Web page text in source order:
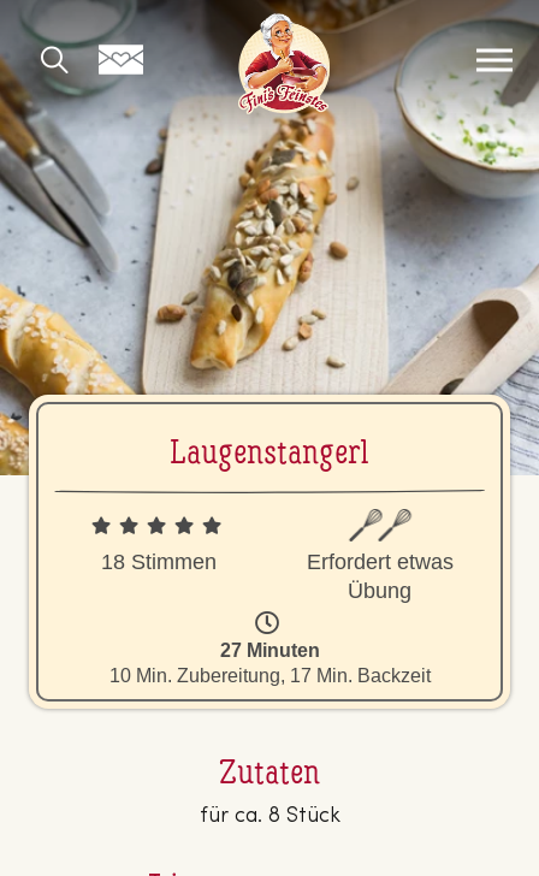
Lau­gen­stan­gerl
18 Stimmen
Erfordert etwas
Übung
27 Minuten
10 Min. Zubereitung, 17 Min. Backzeit
Zutaten
für ca. 8 Stück